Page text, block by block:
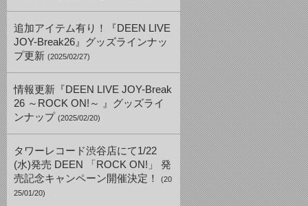
追加アイテム有り！『DEEN LIVE
JOY-Break26』グッズラインナッ
プ更新 (2025/02/27)
情報更新『DEEN LIVE JOY-Break
26 ～ROCK ON!～ 』グッズライ
ンナップ (2025/02/20)
タワーレコード渋谷店にて1/22
(水)発売 DEEN 「ROCK ON!」 発
売記念キャンペーン開催決定！
(20
25/01/20)